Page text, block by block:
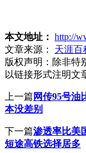
本文地址： http://
文章来源：
天涯百
版权声明： 除非特
以链接形式注明文
上一篇 网传95号油
本没差别
下一篇渗透率比美
短途高铁选择居多